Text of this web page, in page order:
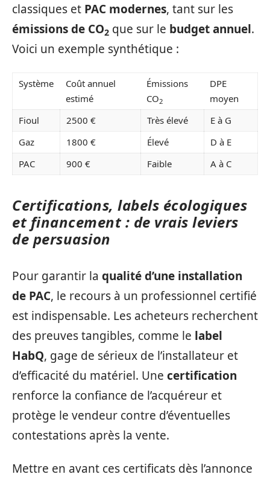
classiques et PAC modernes, tant sur les
émissions de CO2 que sur le budget annuel.
Voici un exemple synthétique :
Système
Coût annuel
estimé
Émissions
CO2
DPE
moyen
Fioul
2500 € Très élevé
E à G
Gaz
1800 € Élevé
D à E
PAC
900 € Faible A à C
Certifications, labels écologiques
et financement : de vrais leviers
de persuasion
Pour garantir la qualité d’une installation
de PAC, le recours à un professionnel certifié
est indispensable. Les acheteurs recherchent
des preuves tangibles, comme le label
HabQ, gage de sérieux de l’installateur et
d’efficacité du matériel. Une certification
renforce la confiance de l’acquéreur et
protège le vendeur contre d’éventuelles
contestations après la vente.
Mettre en avant ces certificats dès l’annonce